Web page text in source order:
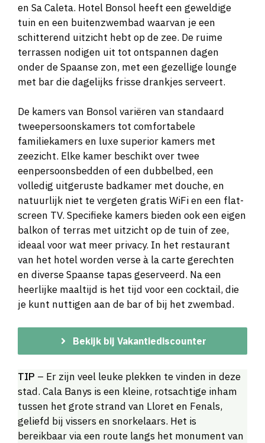
en Sa Caleta. Hotel Bonsol heeft een geweldige
tuin en een buitenzwembad waarvan je een
schitterend uitzicht hebt op de zee. De ruime
terrassen nodigen uit tot ontspannen dagen
onder de Spaanse zon, met een gezellige lounge
met bar die dagelijks frisse drankjes serveert.
De kamers van Bonsol variëren van standaard
tweepersoonskamers tot comfortabele
familiekamers en luxe superior kamers met
zeezicht. Elke kamer beschikt over twee
eenpersoonsbedden of een dubbelbed, een
volledig uitgeruste badkamer met douche, en
natuurlijk niet te vergeten gratis WiFi en een flat-
screen TV. Specifieke kamers bieden ook een eigen
balkon of terras met uitzicht op de tuin of zee,
ideaal voor wat meer privacy. In het restaurant
van het hotel worden verse à la carte gerechten
en diverse Spaanse tapas geserveerd. Na een
heerlijke maaltijd is het tijd voor een cocktail, die
je kunt nuttigen aan de bar of bij het zwembad.
Bekijk bij Vakantiediscounter
TIP – Er zijn veel leuke plekken te vinden in deze
stad. Cala Banys is een kleine, rotsachtige inham
tussen het grote strand van Lloret en Fenals,
geliefd bij vissers en snorkelaars. Het is
bereikbaar via een route langs het monument van